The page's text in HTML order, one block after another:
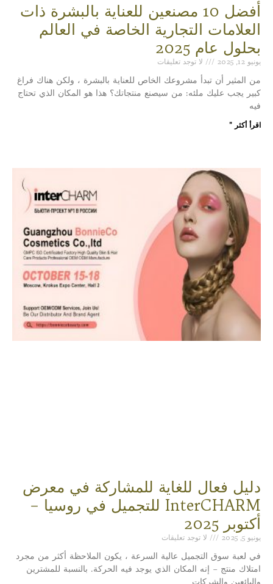
أفضل 10 مصنعين للعناية بالبشرة ذات
العلامات التجارية الخاصة في العالم
بحلول عام 2025
يونيو 12, 2025 لا توجد تعليقات
من المثير أن تبدأ مشروعك الخاص للعناية بالبشرة ، ولكن هناك فراغ
كبير يجب عليك ملئه: من سيصنع منتجاتك؟ هذا هو المكان الذي تحتاج
فيه
اقرأ أكثر "
دليل فعال للغاية للمشاركة في معرض
InterCHARM للتجميل في روسيا –
أكتوبر 2025
يونيو 5, 2025 لا توجد تعليقات
في لعبة سوق التجميل عالية السرعة ، يكون الملاحظة أكثر من مجرد
امتلاك منتج – إنه المكان الذي يوجد فيه الحركة. بالنسبة للمشترين
والبائعين والشركات